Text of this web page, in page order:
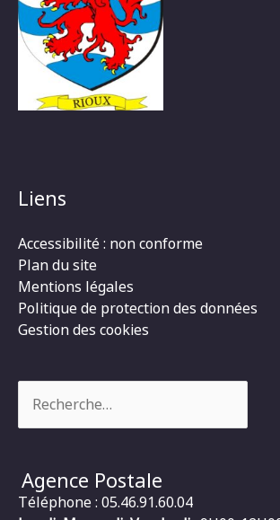
Liens
Accessibilité : non conforme
Plan du site
Mentions légales
Politique de protection des données
Gestion des cookies
Agence Postale
Téléphone : 05.46.91.60.04